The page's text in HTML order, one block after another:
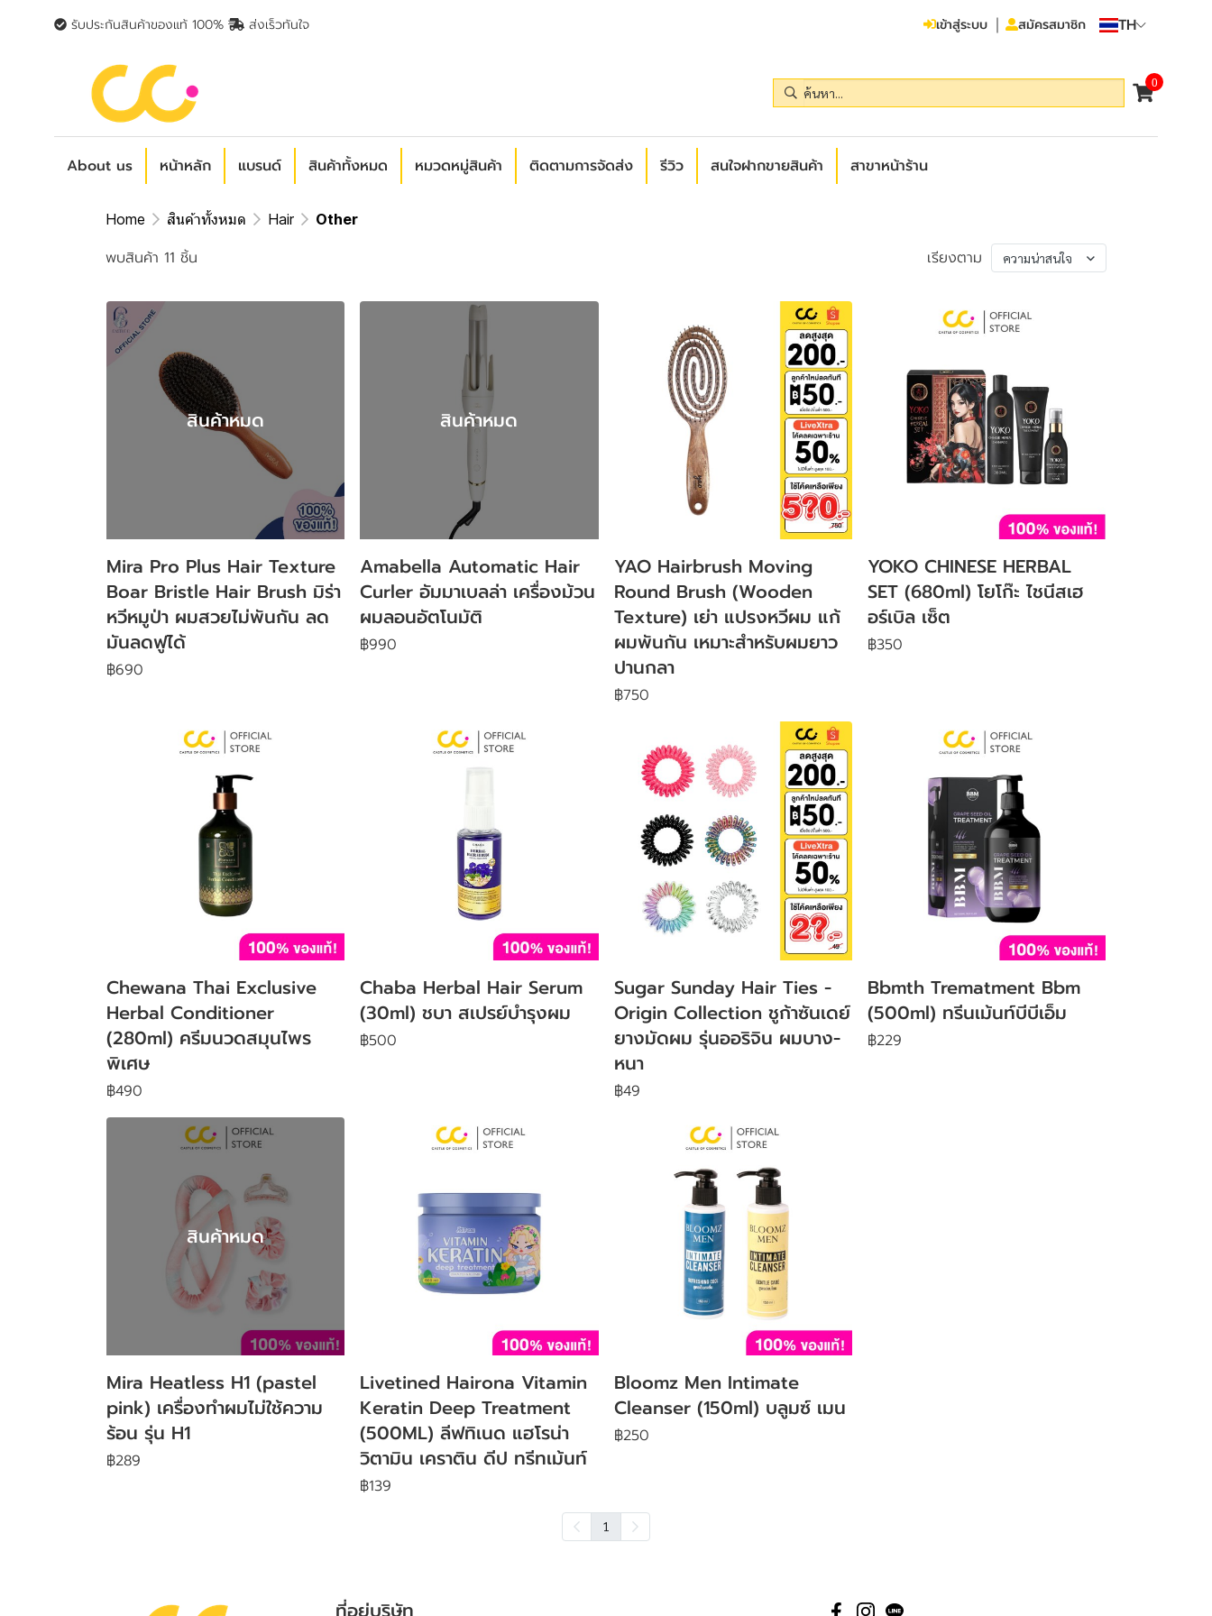
รับประกันสินค้าของแท้ 100% ส่งเร็วทันใจ เข้าสู่ระบบ สมัครสมาชิก TH
0
About us หน้าหลัก แบรนด์ สินค้าทั้งหมด หมวดหมู่สินค้า ติดตามการจัดส่ง รีวิว สนใจฝากขายสินค้า สาขาหน้าร้าน
Home สินค้าทั้งหมด Hair Other
พบสินค้า 11 ชิ้น เรียงตาม ความน่าสนใจ
สินค้าหมด
Mira Pro Plus Hair Texture
Boar Bristle Hair Brush มิร่า
หวีหมูป่า ผมสวยไม่พันกัน ลด
มันลดฟูได้
฿690
สินค้าหมด
Amabella Automatic Hair
Curler อัมมาเบลล่า เครื่องม้วน
ผมลอนอัตโนมัติ
฿990
YAO Hairbrush Moving
Round Brush (Wooden
Texture) เย่า แปรงหวีผม แก้
ผมพันกัน เหมาะสำหรับผมยาว
ปานกลา
฿750
YOKO CHINESE HERBAL
SET (680ml) โยโก๊ะ ไชนีสเฮ
อร์เบิล เซ็ต
฿350
Chewana Thai Exclusive
Herbal Conditioner
(280ml) ครีมนวดสมุนไพร
พิเศษ
฿490
Chaba Herbal Hair Serum
(30ml) ชบา สเปรย์บำรุงผม
฿500
Sugar Sunday Hair Ties -
Origin Collection ชูก้าซันเดย์
ยางมัดผม รุ่นออริจิน ผมบาง-
หนา
฿49
Bbmth Trematment Bbm
(500ml) ทรีนเม้นท์บีบีเอ็ม
฿229
สินค้าหมด
Mira Heatless H1 (pastel
pink) เครื่องทำผมไม่ใช้ความ
ร้อน รุ่น H1
฿289
Livetined Hairona Vitamin
Keratin Deep Treatment
(500ML) ลีฟทิเนด แฮโรน่า
วิตามิน เคราติน ดีป ทรีทเม้นท์
฿139
Bloomz Men Intimate
Cleanser (150ml) บลูมซ์ เมน
฿250
1
ที่อยู่บริษัท